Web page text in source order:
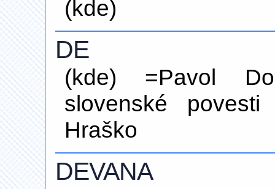
(kde)
DE
(kde) =Pavol
slovenské
Hraško
DEVANA